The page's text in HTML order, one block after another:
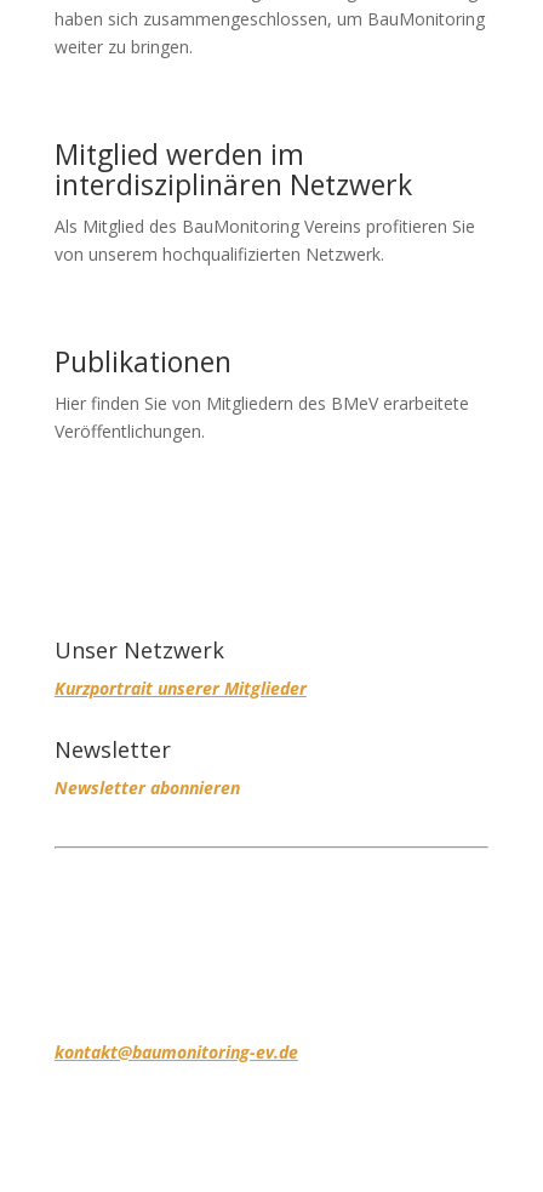
haben sich zusammengeschlossen, um BauMonitoring
weiter zu bringen.
Mitglied werden im
interdisziplinären Netzwerk
Als Mitglied des BauMonitoring Vereins profitieren Sie
von unserem hochqualifizierten Netzwerk.
Publikationen
Hier finden Sie von Mitgliedern des BMeV erarbeitete
Veröffentlichungen.
Unser Netzwerk
Kurzportrait unserer Mitglieder
Newsletter
Newsletter abonnieren
kontakt@baumonitoring-ev.de